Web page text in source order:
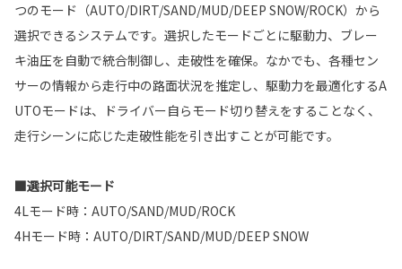
つのモード（AUTO/DIRT/SAND/MUD/DEEP SNOW/ROCK）から
選択できるシステムです。選択したモードごとに駆動力、ブレー
キ油圧を自動で統合制御し、走破性を確保。なかでも、各種セン
サーの情報から走行中の路面状況を推定し、駆動力を最適化するA
UTOモードは、ドライバー自らモード切り替えをすることなく、
走行シーンに応じた走破性能を引き出すことが可能です。
■選択可能モード
4Lモード時：AUTO/SAND/MUD/ROCK
4Hモード時：AUTO/DIRT/SAND/MUD/DEEP SNOW